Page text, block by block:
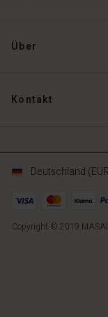
Über
Kontakt
Copyright © 2019
Deutschland